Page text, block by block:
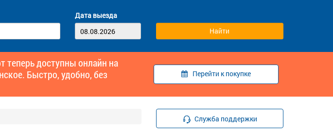
Дата выезда
доступны онлайн на
Быстро, удобно, без
Перейти к покупке
Служба поддержки